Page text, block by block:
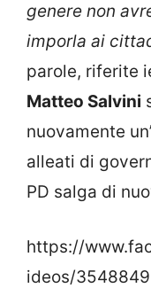
genere non
imporla ai
parole, riferite
Matteo Salvini
nuovamente
alleati di
PD salga di
https://
ideos/